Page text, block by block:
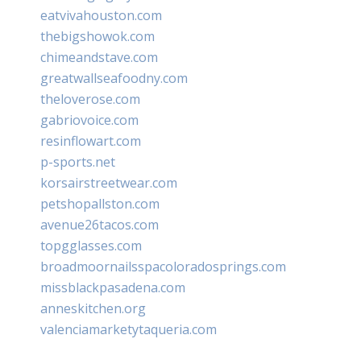
eatvivahouston.com
thebigshowok.com
chimeandstave.com
greatwallseafoodny.com
theloverose.com
gabriovoice.com
resinflowart.com
p-sports.net
korsairstreetwear.com
petshopallston.com
avenue26tacos.com
topgglasses.com
broadmoornailsspacoloradosprings.com
missblackpasadena.com
anneskitchen.org
valenciamarketytaqueria.com